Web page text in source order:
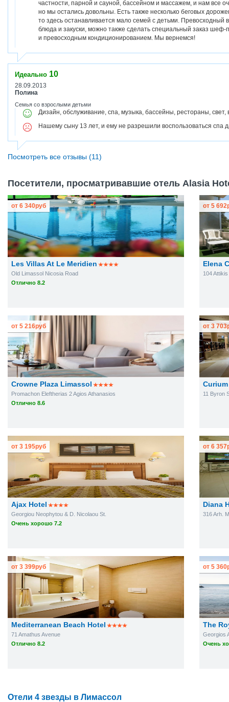
частности, парной и сауной, бассейном и массажем, и нам все
но мы остались довольны. Есть также несколько беговых
то здесь останавливается мало семей с детьми. Превосходный
блюда и закуски, можно также сделать специальный заказ
и превосходным кондиционированием. Мы вернемся!
Идеально 10
28.09.2013
Полина
Семья со взрослыми детьми
Дизайн, обслуживание, спа, музыка, бассейны, рестораны, свет,
Нашему сыну 13 лет, и ему не разрешили воспользоваться спа
Посмотреть все отзывы (11)
Посетители, просматривавшие отель Alasia
Les Villas At Le Meridien
Old Limassol Nicosia Road
Отлично 8.2
от 6 340руб
Elena
104
от 5 692
Crowne Plaza Limassol
Promachon Eleftherias 2 Agios Athanasios
Отлично 8.6
от 5 216руб
11 Byron
от 3 703
Ajax Hotel
Georgiou Neophytou & D. Nicolaou St.
Очень хорошо 7.2
от 3 195руб
Diana
316 Arh.
от 6 357
Mediterranean Beach Hotel
71 Amathus Avenue
Отлично 8.2
от 3 399руб
The
Georgios
Очень
от 5 360
Отели 4 звезды в Лимассол